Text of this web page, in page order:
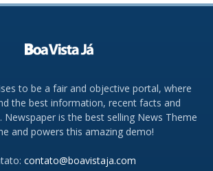
to be a fair and objective portal, where
the best information, recent facts and
Newspaper is the best selling News Theme
and powers this amazing demo!
contato@boavistaja.com